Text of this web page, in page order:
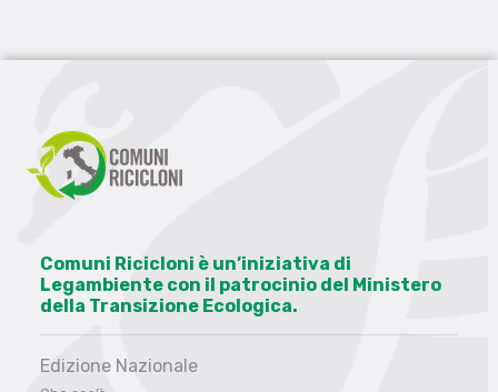
Comuni Ricicloni è un’iniziativa di
Legambiente con il patrocinio del Ministero
della Transizione Ecologica.
Edizione Nazionale